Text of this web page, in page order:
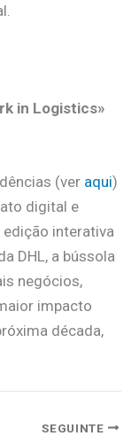
in Logistics»
(ver aqui)
digital e
interativa
DHL, a bússola
negócios,
impacto
década,
SEGUINTE